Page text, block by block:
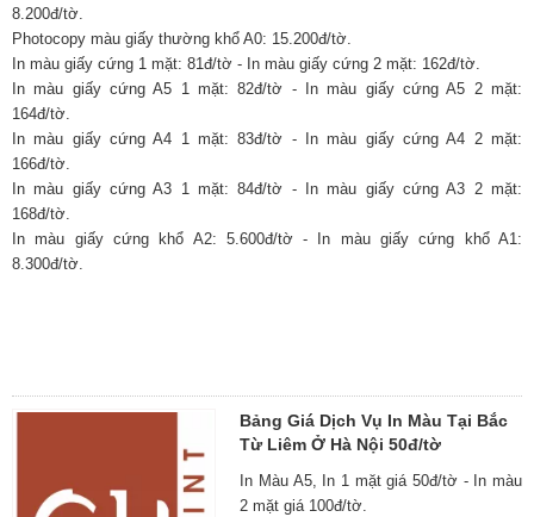
8.200đ/tờ.
Photocopy màu giấy thường khổ A0: 15.200đ/tờ.
In màu giấy cứng 1 mặt: 81đ/tờ - In màu giấy cứng 2 mặt: 162đ/tờ.
In màu giấy cứng A5 1 mặt: 82đ/tờ - In màu giấy cứng A5 2 mặt:
164đ/tờ.
In màu giấy cứng A4 1 mặt: 83đ/tờ - In màu giấy cứng A4 2 mặt:
166đ/tờ.
In màu giấy cứng A3 1 mặt: 84đ/tờ - In màu giấy cứng A3 2 mặt:
168đ/tờ.
In màu giấy cứng khổ A2: 5.600đ/tờ - In màu giấy cứng khổ A1:
8.300đ/tờ.
Bảng Giá Dịch Vụ In Màu Tại Bắc
Từ Liêm Ở Hà Nội 50đ/tờ
In Màu A5, In 1 mặt giá 50đ/tờ - In màu
2 mặt giá 100đ/tờ.